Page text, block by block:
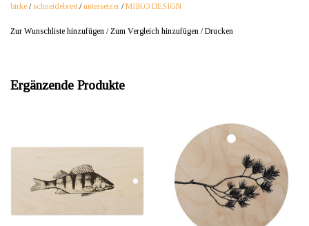
birke / schneidebrett/untersetzer /MIIKO DESIGN
Zur Wunschliste hinzufügen /Zum Vergleich hinzufügen /Drucken
Ergänzende Produkte